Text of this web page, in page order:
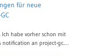
für neue
habe vorher schon mit
an project-gc.…